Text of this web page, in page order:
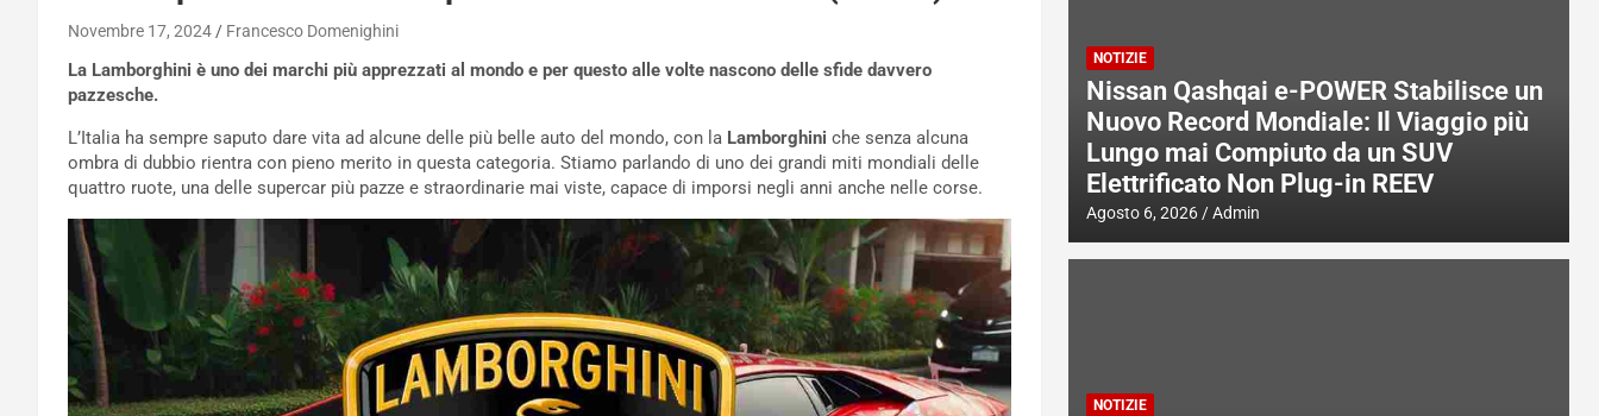
Novembre 17, 2024 Francesco Domenighini
La Lamborghini è uno dei marchi più apprezzati al mondo e per questo alle volte nascono delle sfide davvero
pazzesche.
L’Italia ha sempre saputo dare vita ad alcune delle più belle auto del mondo, con la Lamborghini che senza alcuna
ombra di dubbio rientra con pieno merito in questa categoria. Stiamo parlando di uno dei grandi miti mondiali delle
quattro ruote, una delle supercar più pazze e straordinarie mai viste, capace di imporsi negli anni anche nelle corse.
NOTIZIE
Nissan Qashqai e-POWER Stabilisce un
Nuovo Record Mondiale: Il Viaggio più
Lungo mai Compiuto da un SUV
Elettrificato Non Plug-in REEV
Agosto 6, 2026 Admin
NOTIZIE